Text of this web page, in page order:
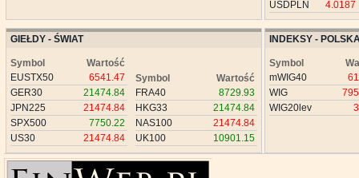
USDPLN
4.0187
GIEŁDY - ŚWIAT
Symbol
Wartość
EUSTX50
6541.47
GER30
21474.84
JPN225
21474.84
SPX500
7750.22
US30
21474.84
Symbol
Wartość
FRA40
8729.93
HKG33
21474.84
NAS100
21474.84
UK100
10901.15
INDEKSY -
Symbol
mWIG40
WIG
WIG20lev